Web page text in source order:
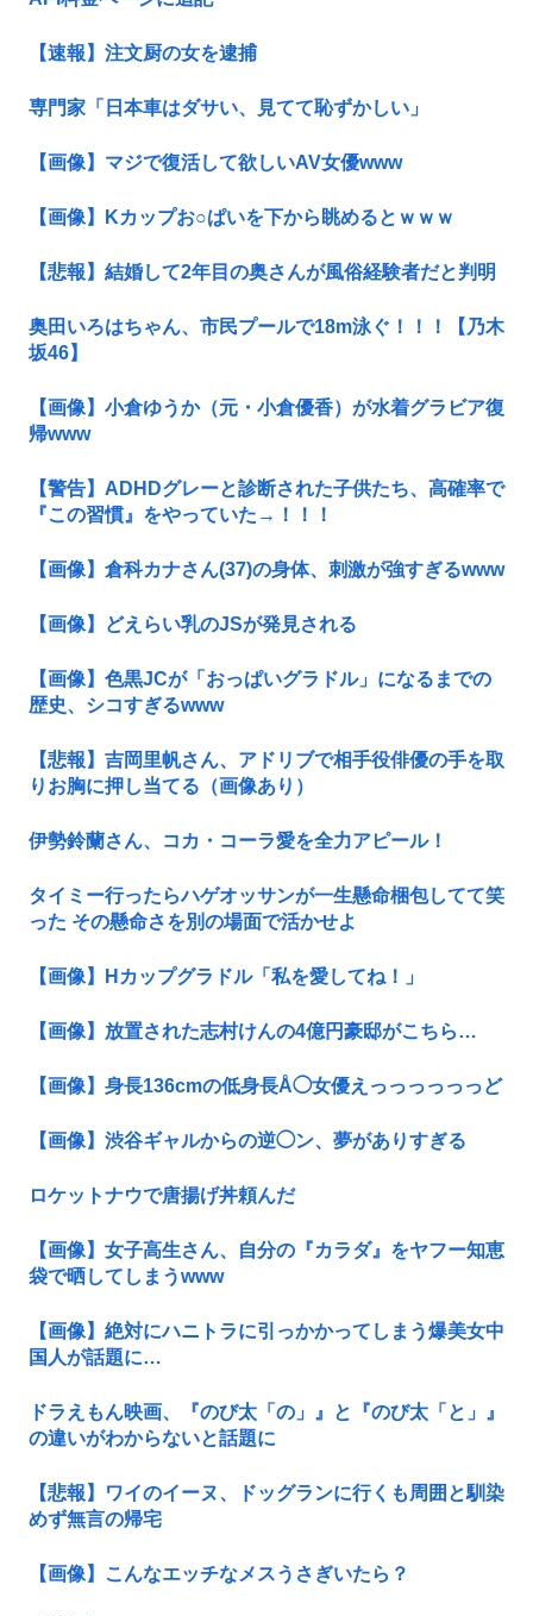
【速報】注文厨の女を逮捕
専門家「日本車はダサい、見てて恥ずかしい」
【画像】マジで復活して欲しいAV女優www
【画像】Kカップお○ぱいを下から眺めるとｗｗｗ
【悲報】結婚して2年目の奥さんが風俗経験者だと判明
奥田いろはちゃん、市民プールで18m泳ぐ！！！【乃木
坂46】
【画像】小倉ゆうか（元・小倉優香）が水着グラビア復
帰www
【警告】ADHDグレーと診断された子供たち、高確率で
『この習慣』をやっていた→！！！
【画像】倉科カナさん(37)の身体、刺激が強すぎるwww
【画像】どえらい乳のJSが発見される
【画像】色黒JCが「おっぱいグラドル」になるまでの
歴史、シコすぎるwww
【悲報】吉岡里帆さん、アドリブで相手役俳優の手を取
りお胸に押し当てる（画像あり）
伊勢鈴蘭さん、コカ・コーラ愛を全力アピール！
タイミー行ったらハゲオッサンが一生懸命梱包してて笑
った その懸命さを別の場面で活かせよ
【画像】Hカップグラドル「私を愛してね！」
【画像】放置された志村けんの4億円豪邸がこちら…
【画像】身長136cmの低身長Å◯女優えっっっっっっど
【画像】渋谷ギャルからの逆◯ン、夢がありすぎる
ロケットナウで唐揚げ丼頼んだ
【画像】女子高生さん、自分の『カラダ』をヤフー知恵
袋で晒してしまうwww
【画像】絶対にハニトラに引っかかってしまう爆美女中
国人が話題に…
ドラえもん映画、『のび太「の」』と『のび太「と」』
の違いがわからないと話題に
【悲報】ワイのイーヌ、ドッグランに行くも周囲と馴染
めず無言の帰宅
【画像】こんなエッチなメスうさぎいたら？